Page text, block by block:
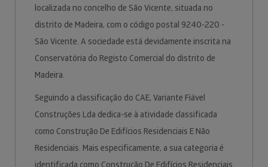
localizada no concelho de São Vicente, situada no
distrito de Madeira, com o código postal 9240-220 -
São Vicente. A sociedade está devidamente inscrita na
Conservatória do Registo Comercial do distrito de
Madeira.
Seguindo a classificação do CAE, Variante Fiável
Construções Lda dedica-se à atividade classificada
como Construção De Edifícios Residenciais E Não
Residenciais. Mais especificamente, a sua categoria é
identificada como Construção De Edifícios Residenciais